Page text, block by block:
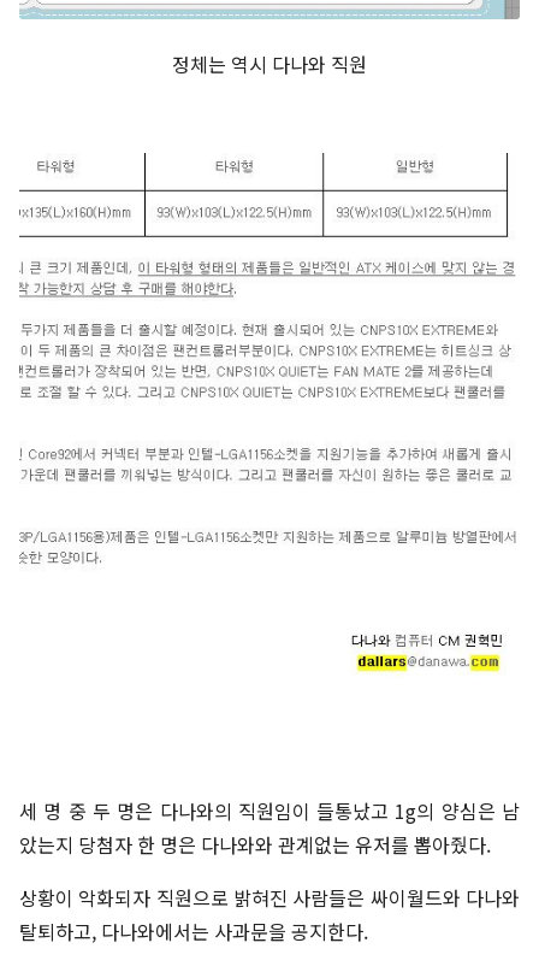
정체는 역시 다나와 직원
세 명 중 두 명은 다나와의 직원임이 들통났고 1g의 양심은 남
았는지 당첨자 한 명은 다나와와 관계없는 유저를 뽑아줬다.
상황이 악화되자 직원으로 밝혀진 사람들은 싸이월드와 다나와
탈퇴하고, 다나와에서는 사과문을 공지한다.